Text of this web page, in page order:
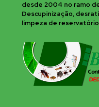
desde 2004 no ramo
Descupinização,
limpeza de